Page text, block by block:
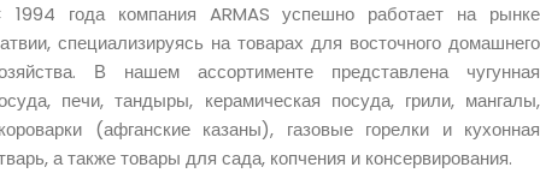
1994 года компания ARMAS успешно работает на рынке
специализируясь на товарах для восточного домашнего
В нашем ассортименте представлена чугунная
печи, тандыры, керамическая посуда, грили, мангалы,
(афганские казаны), газовые горелки и кухонная
а также товары для сада, копчения и консервирования.